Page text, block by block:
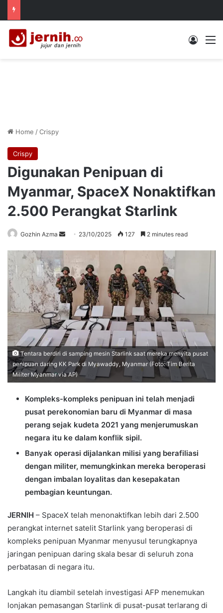
Log In
Home /Crispy
Crispy
Digunakan Penipuan di
Myanmar, SpaceX Nonaktifkan
2.500 Perangkat Starlink
Gozhin Azma
Send 23/10/2025 127 2 minutes read
Tentara berdiri di samping mesin Starlink saat mereka menyita pusat
penipuan daring KK Park di Myawaddy, Myanmar (Foto: Tim Berita
Militer Myanmar via AP)
Kompleks-kompleks penipuan ini telah menjadi
pusat perekonomian baru di Myanmar di masa
perang sejak kudeta 2021 yang menjerumuskan
negara itu ke dalam konflik sipil.
Banyak operasi dijalankan milisi yang berafiliasi
dengan militer, memungkinkan mereka beroperasi
dengan imbalan loyalitas dan kesepakatan
pembagian keuntungan.
JERNIH – SpaceX telah menonaktifkan lebih dari 2.500
perangkat internet satelit Starlink yang beroperasi di
kompleks penipuan Myanmar menyusul terungkapnya
jaringan penipuan daring skala besar di seluruh zona
perbatasan di negara itu.
Langkah itu diambil setelah investigasi AFP menemukan
lonjakan pemasangan Starlink di pusat-pusat terlarang di